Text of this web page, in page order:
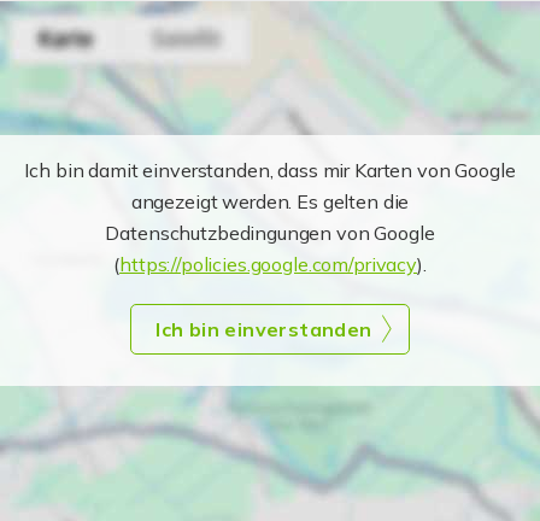
Ich bin damit einverstanden, dass mir Karten von Google
angezeigt werden. Es gelten die
Datenschutzbedingungen von Google
(https://policies.google.com/privacy).
Ich bin einverstanden